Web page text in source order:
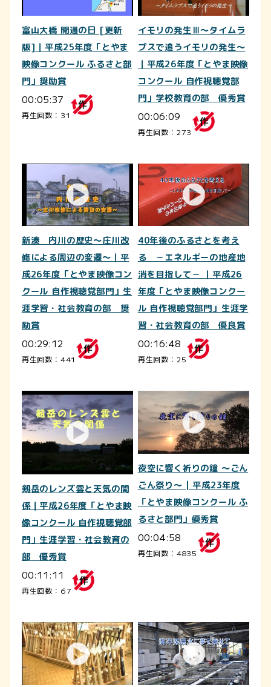
富山大橋 開通の日 [更新
版]｜平成25年度「とやま
映像コンクール ふるさと部
門」奨励賞
00:05:37
再生回数：31
イモリの発生Ⅲ～タイムラ
プスで追うイモリの発生～
｜平成26年度「とやま映像
コンクール 自作視聴覚部
門」学校教育の部 優秀賞
00:06:09
再生回数：273
新湊 内川の歴史～庄川改
修による周辺の変遷～｜平
成26年度「とやま映像コン
クール 自作視聴覚部門」生
涯学習・社会教育の部 奨
励賞
00:29:12
再生回数：441
40年後のふるさとを考え
る －エネルギーの地産地
消を目指して－ ｜平成26
年度「とやま映像コンクー
ル 自作視聴覚部門」生涯学
習・社会教育の部 優良賞
00:16:48
再生回数：25
剱岳のレンズ雲と天気の関
係｜平成26年度「とやま映
像コンクール 自作視聴覚部
門」生涯学習・社会教育の
部 優秀賞
00:11:11
再生回数：67
夜空に響く祈りの鐘 ～ごん
ごん祭り～ | 平成23年度
「とやま映像コンクール ふ
るさと部門」優秀賞
00:04:58
再生回数：4835